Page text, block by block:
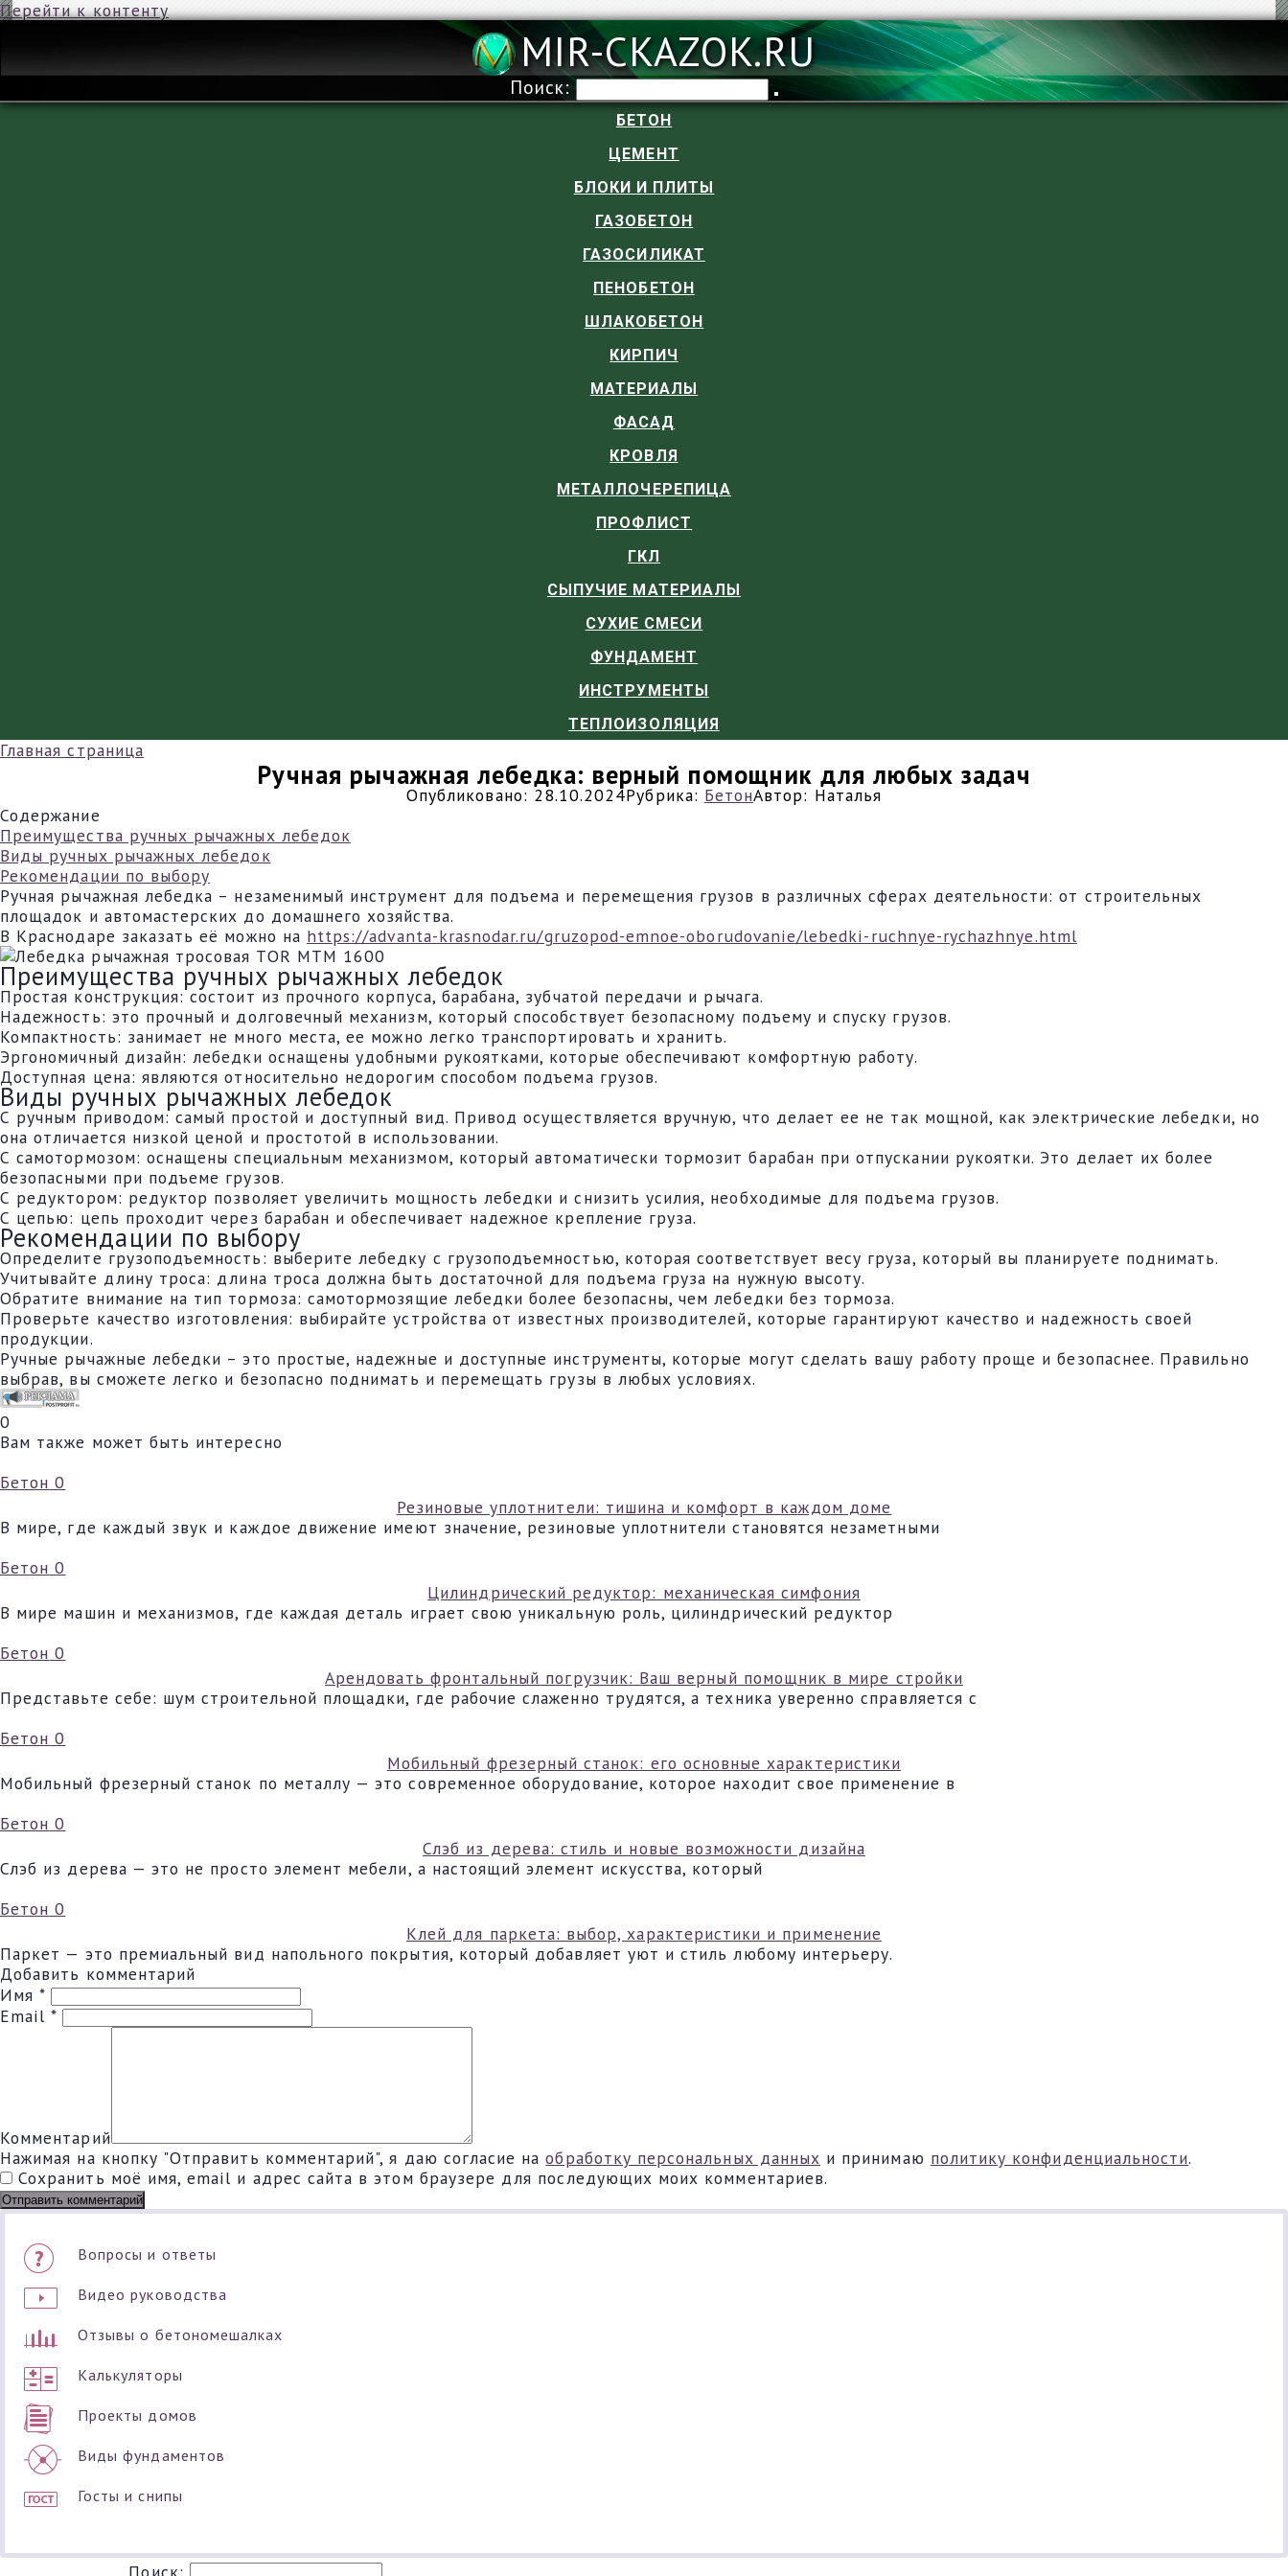
Перейти к контенту
MIR-CKAZOK.RU
Поиск:
БЕТОН
ЦЕМЕНТ
БЛОКИ И ПЛИТЫ
ГАЗОБЕТОН
ГАЗОСИЛИКАТ
ПЕНОБЕТОН
ШЛАКОБЕТОН
КИРПИЧ
МАТЕРИАЛЫ
ФАСАД
КРОВЛЯ
МЕТАЛЛОЧЕРЕПИЦА
ПРОФЛИСТ
ГКЛ
СЫПУЧИЕ МАТЕРИАЛЫ
СУХИЕ СМЕСИ
ФУНДАМЕНТ
ИНСТРУМЕНТЫ
ТЕПЛОИЗОЛЯЦИЯ
Главная страница
Ручная рычажная лебедка: верный помощник для любых задач
Опубликовано: 28.10.2024Рубрика: БетонАвтор: Наталья
Содержание
Преимущества ручных рычажных лебедок
Виды ручных рычажных лебедок
Рекомендации по выбору
Ручная рычажная лебедка – незаменимый инструмент для подъема и перемещения грузов в различных сферах деятельности: от строительных
площадок и автомастерских до домашнего хозяйства.
В Краснодаре заказать её можно на https://advanta-krasnodar.ru/gruzopod-emnoe-oborudovanie/lebedki-ruchnye-rychazhnye.html
Преимущества ручных рычажных лебедок
Простая конструкция: состоит из прочного корпуса, барабана, зубчатой передачи и рычага.
Надежность: это прочный и долговечный механизм, который способствует безопасному подъему и спуску грузов.
Компактность: занимает не много места, ее можно легко транспортировать и хранить.
Эргономичный дизайн: лебедки оснащены удобными рукоятками, которые обеспечивают комфортную работу.
Доступная цена: являются относительно недорогим способом подъема грузов.
Виды ручных рычажных лебедок
С ручным приводом: самый простой и доступный вид. Привод осуществляется вручную, что делает ее не так мощной, как электрические лебедки, но
она отличается низкой ценой и простотой в использовании.
С самотормозом: оснащены специальным механизмом, который автоматически тормозит барабан при отпускании рукоятки. Это делает их более
безопасными при подъеме грузов.
С редуктором: редуктор позволяет увеличить мощность лебедки и снизить усилия, необходимые для подъема грузов.
С цепью: цепь проходит через барабан и обеспечивает надежное крепление груза.
Рекомендации по выбору
Определите грузоподъемность: выберите лебедку с грузоподъемностью, которая соответствует весу груза, который вы планируете поднимать.
Учитывайте длину троса: длина троса должна быть достаточной для подъема груза на нужную высоту.
Обратите внимание на тип тормоза: самотормозящие лебедки более безопасны, чем лебедки без тормоза.
Проверьте качество изготовления: выбирайте устройства от известных производителей, которые гарантируют качество и надежность своей
продукции.
Ручные рычажные лебедки – это простые, надежные и доступные инструменты, которые могут сделать вашу работу проще и безопаснее. Правильно
выбрав, вы сможете легко и безопасно поднимать и перемещать грузы в любых условиях.
0
Вам также может быть интересно
Бетон 0
Резиновые уплотнители: тишина и комфорт в каждом доме
В мире, где каждый звук и каждое движение имеют значение, резиновые уплотнители становятся незаметными
Бетон 0
Цилиндрический редуктор: механическая симфония
В мире машин и механизмов, где каждая деталь играет свою уникальную роль, цилиндрический редуктор
Бетон 0
Арендовать фронтальный погрузчик: Ваш верный помощник в мире стройки
Представьте себе: шум строительной площадки, где рабочие слаженно трудятся, а техника уверенно справляется с
Бетон 0
Мобильный фрезерный станок: его основные характеристики
Мобильный фрезерный станок по металлу — это современное оборудование, которое находит свое применение в
Бетон 0
Слэб из дерева: стиль и новые возможности дизайна
Слэб из дерева — это не просто элемент мебели, а настоящий элемент искусства, который
Бетон 0
Клей для паркета: выбор, характеристики и применение
Паркет — это премиальный вид напольного покрытия, который добавляет уют и стиль любому интерьеру.
Добавить комментарий
Имя*
Email*
Комментарий
Нажимая на кнопку "Отправить комментарий", я даю согласие наобработку персональных данных и принимаю политику конфиденциальности.
Сохранить моё имя, email и адрес сайта в этом браузере для последующих моих комментариев.
Вопросы и ответы
Видео руководства
Отзывы о бетономешалках
Калькуляторы
Проекты домов
Виды фундаментов
Госты и снипы